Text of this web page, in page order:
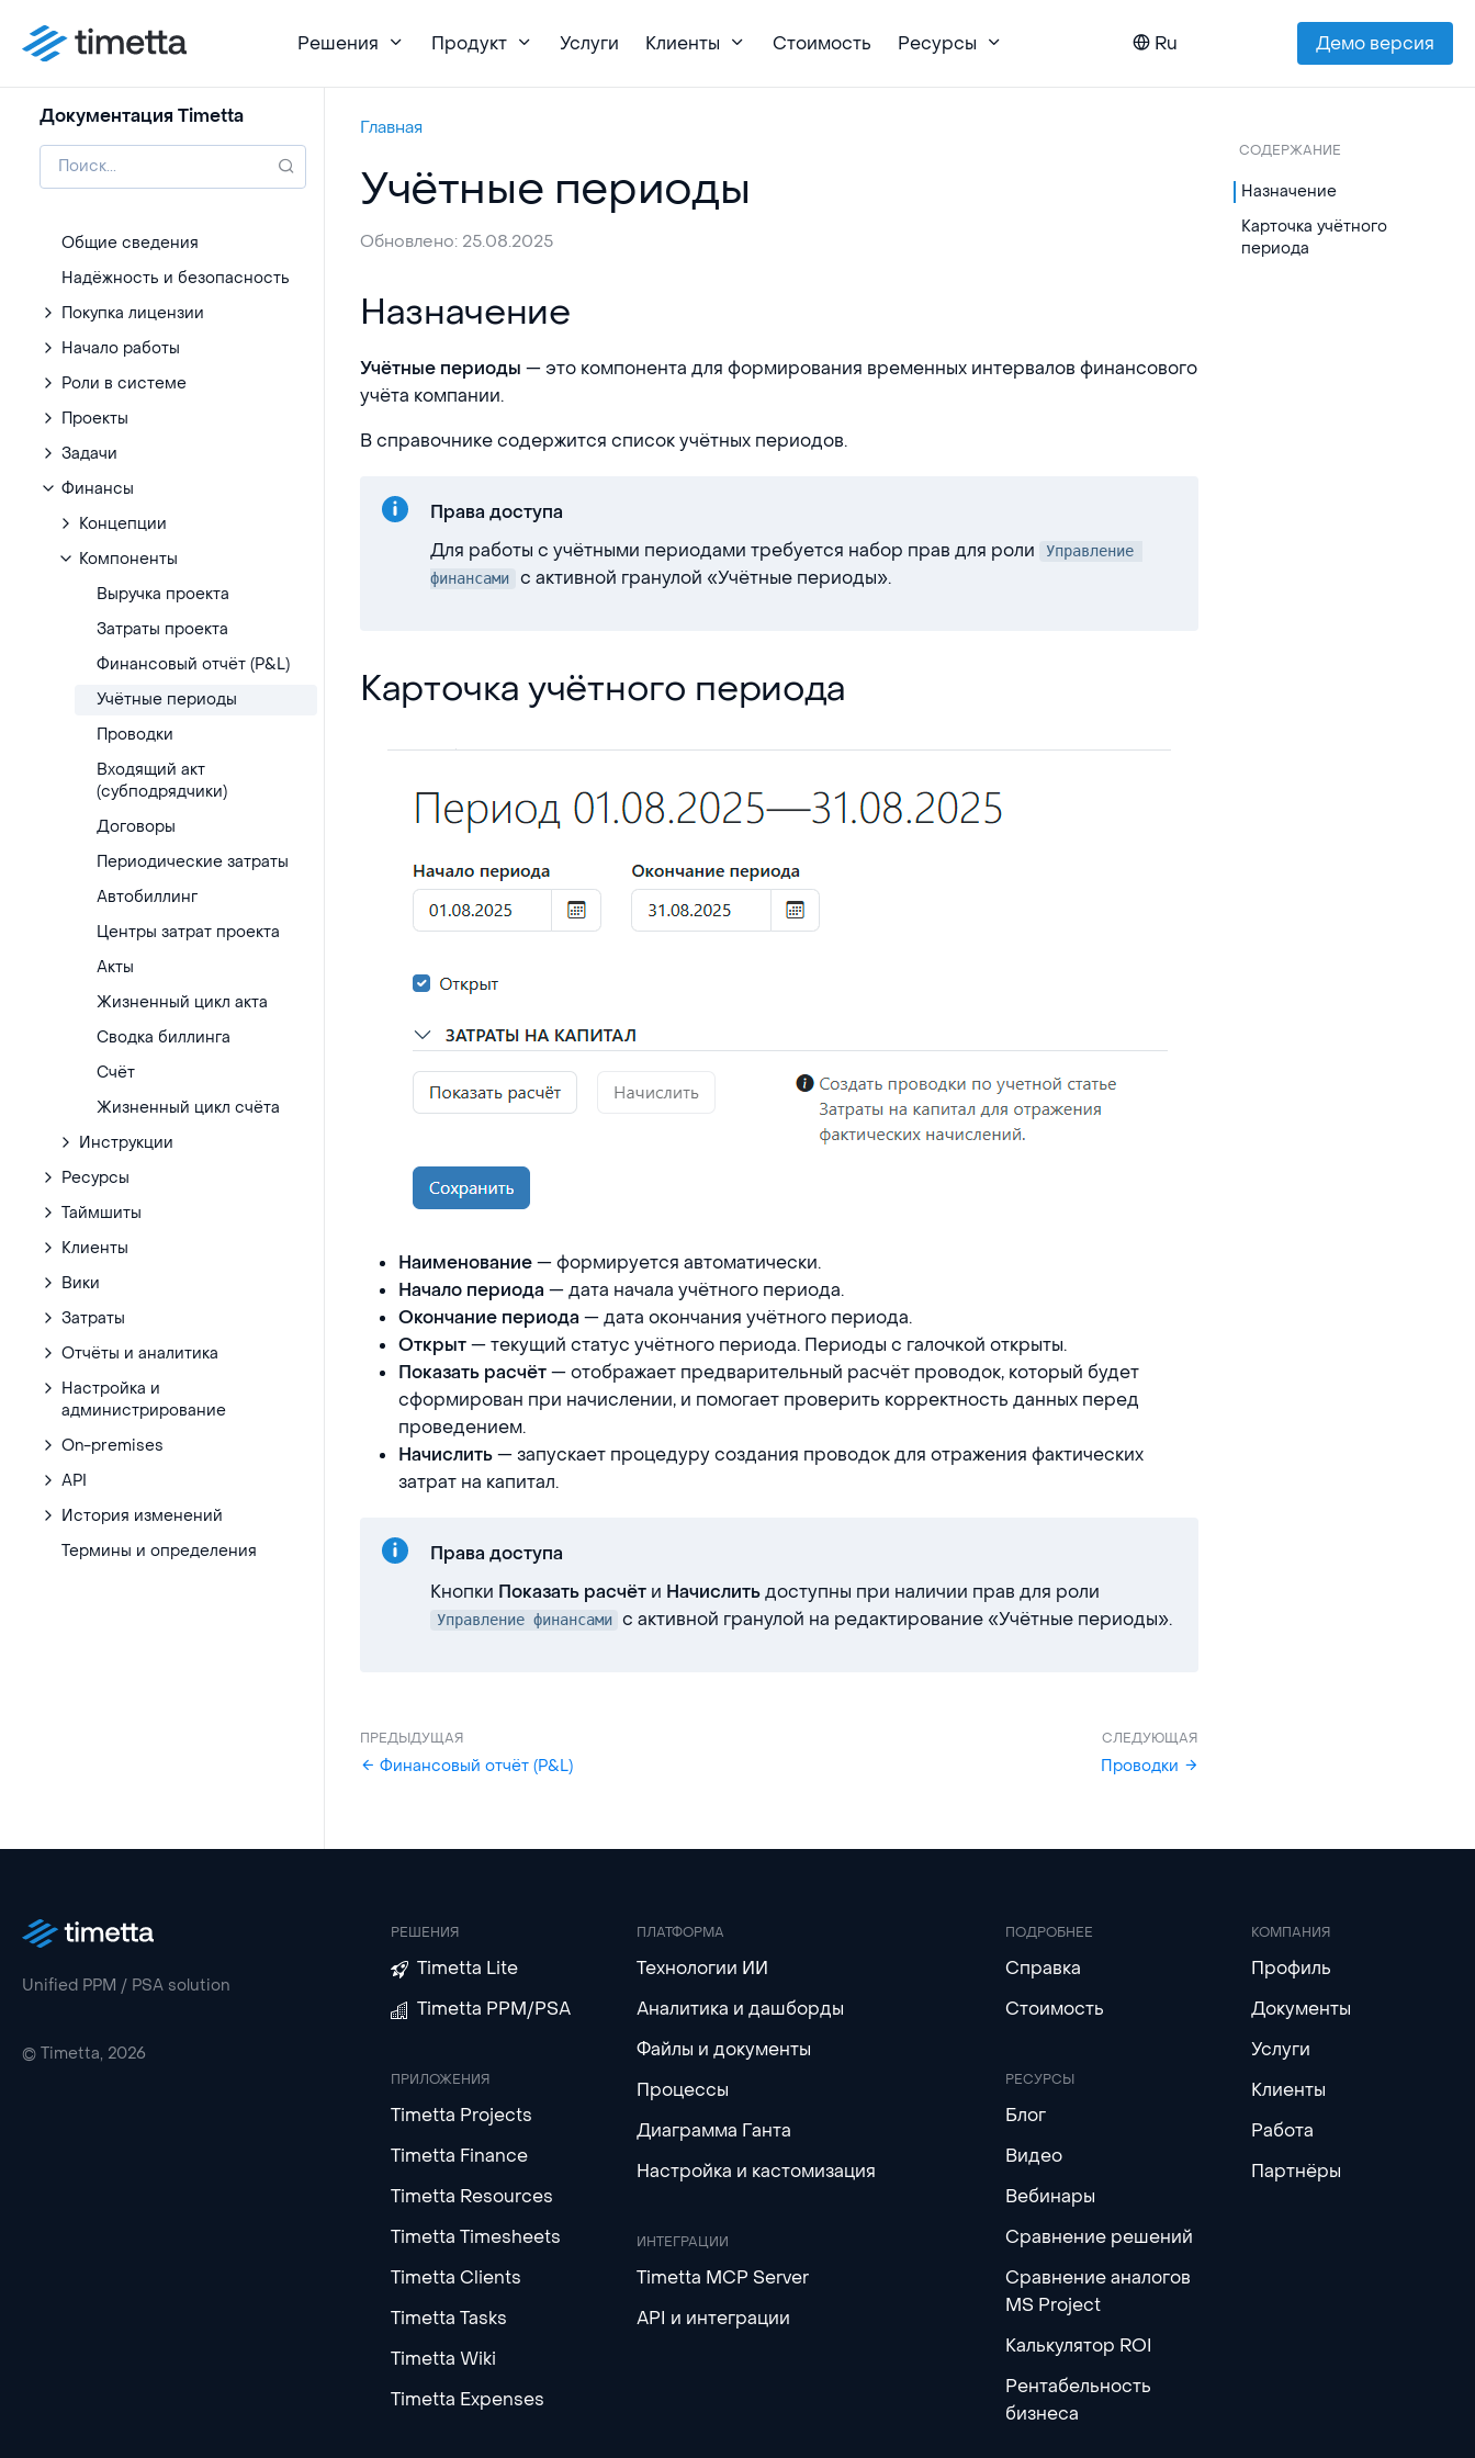
Решения Продукт Услуги Клиенты Стоимость Ресурсы Ru Демо версия
Документация Timetta
Общие сведения
Надёжность и безопасность
Покупка лицензии
Начало работы
Роли в системе
Проекты
Задачи
Финансы
Концепции
Компоненты
Выручка проекта
Затраты проекта
Финансовый отчёт (P&L)
Учётные периоды
Проводки
Входящий акт
(субподрядчики)
Договоры
Периодические затраты
Автобиллинг
Центры затрат проекта
Акты
Жизненный цикл акта
Сводка биллинга
Счёт
Жизненный цикл счёта
Инструкции
Ресурсы
Таймшиты
Клиенты
Вики
Затраты
Отчёты и аналитика
Настройка и
администрирование
On-premises
API
История изменений
Термины и определения
Главная
Учётные периоды
Обновлено: 25.08.2025
Назначение
Назначение
Учётные периоды — это компонента для формирования временных интервалов финансового
учёта компании.
В справочнике содержится список учётных периодов.
Права доступа
Для работы с учётными периодами требуется набор прав для роли
Управление
финансами
с активной гранулой «Учётные периоды».
Карточка учётного периода
Карточка учётного периода
Наименование — формируется автоматически.
Начало периода — дата начала учётного периода.
Окончание периода — дата окончания учётного периода.
Открыт — текущий статус учётного периода. Периоды с галочкой открыты.
Показать расчёт — отображает предварительный расчёт проводок, который будет
сформирован при начислении, и помогает проверить корректность данных перед
проведением.
Начислить — запускает процедуру создания проводок для отражения фактических
затрат на капитал.
Права доступа
Кнопки Показать расчёт и Начислить доступны при наличии прав для роли
Управление финансами с активной гранулой на редактирование «Учётные периоды».
ПРЕДЫДУЩАЯ
Финансовый отчёт (P&L)
СЛЕДУЮЩАЯ
Проводки
СОДЕРЖАНИЕ
Назначение
Карточка учётного
периода
Unified PPM / PSA solution
© Timetta, 2026
РЕШЕНИЯ
Timetta Lite
Timetta PPM/PSA
ПРИЛОЖЕНИЯ
Timetta Projects
Timetta Finance
Timetta Resources
Timetta Timesheets
Timetta Clients
Timetta Tasks
Timetta Wiki
Timetta Expenses
ПЛАТФОРМА
Технологии ИИ
Аналитика и дашборды
Файлы и документы
Процессы
Диаграмма Ганта
Настройка и кастомизация
ИНТЕГРАЦИИ
Timetta MCP Server
API и интеграции
ПОДРОБНЕЕ
Справка
Стоимость
РЕСУРСЫ
Блог
Видео
Вебинары
Сравнение решений
Сравнение аналогов
MS Project
Калькулятор ROI
Рентабельность
бизнеса
КОМПАНИЯ
Профиль
Документы
Услуги
Клиенты
Работа
Партнёры